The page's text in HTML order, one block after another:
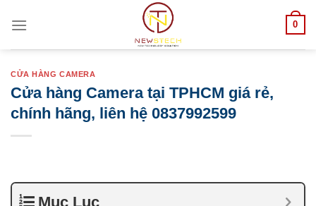
0
CỬA HÀNG CAMERA
Cửa hàng Camera tại TPHCM giá rẻ,
chính hãng, liên hệ 0837992599
Mục Lục